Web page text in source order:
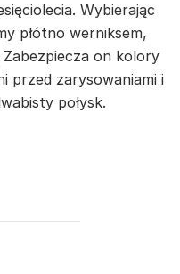
Wybierając
płótno werniksem,
on kolory
przed zarysowaniami i
połysk.